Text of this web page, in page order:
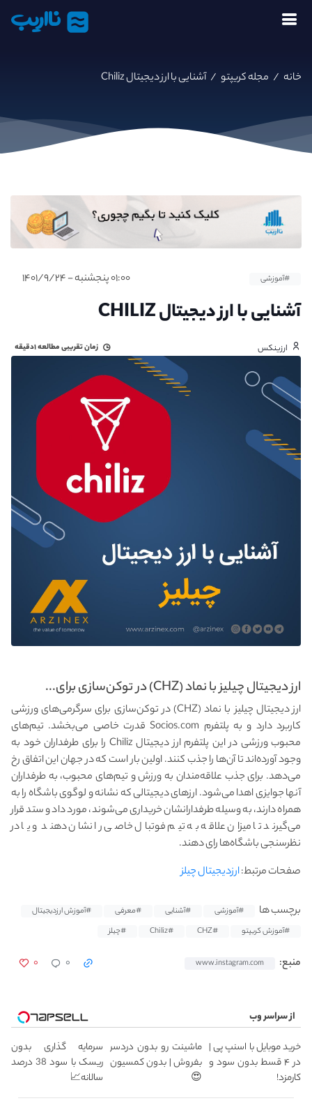
نااریب
خانه / مجله کریپتو /آشنایی با ارز دیجیتال Chiliz
#آموزشی ۰۱:۰۰ پنجشنبه - ۱۴۰۱/۹/۲۴
آشنایی با ارز دیجیتال CHILIZ
ارزینکس زمان تقریبی مطالعه۱دقیقه
ارز دیجیتال چیلیز با نماد (CHZ) در توکن‌سازی برای...
ارز دیجیتال چیلیز با نماد (CHZ) در توکن‌سازی برای سرگرمی‌های ورزشی
کاربرد دارد و به پلتفرم Socios.com قدرت خاصی می‌بخشد. تیم‌های
محبوب ورزشی در این پلتفرم ارز دیجیتال Chiliz را برای طرفداران خود به
وجود آورده‌اند تا آن‌ها را جذب کنند. اولین بار است که در جهان این اتفاق رخ
می‌دهد. برای جذب علاقه‌مندان به ورزش و تیم‌های محبوب، به طرفداران
آنها جوایزی اهدا می‌شود. ارزهای دیجیتالی که نشانه و لوگوی باشگاه را به
همراه دارند، به وسیله طرفدارانشان خریداری می‌شوند، مورد داد و ستد قرار
می‌گیرند تا میزان علاقه به تیم فوتبال خاصی را نشان دهند و یا در
نظرسنجی باشگاه‌ها رای دهند.
صفحات مرتبط:ارزدیجیتال چیلز
برچسب ها #آموزشی #آشنایی #معرفی
#آموزش ارزدیجیتال
#آموزش کریپتو
#CHZ
#Chiliz #چیلز
منبع: www.instagram.com ۰ ۰
از سراسر وب
خرید موبایل با اسنپ پی |
در ۴ قسط بدون سود و
کارمزد!
ماشینت رو بدون دردسر
بفروش | بدون کمسیون
😍
سرمایه گذاری بدون
ریسک با سود 38 درصد
سالانه📈